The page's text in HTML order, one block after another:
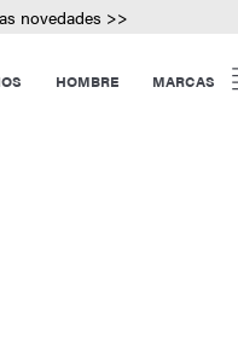
novedades >>
HOMBRE MARCAS